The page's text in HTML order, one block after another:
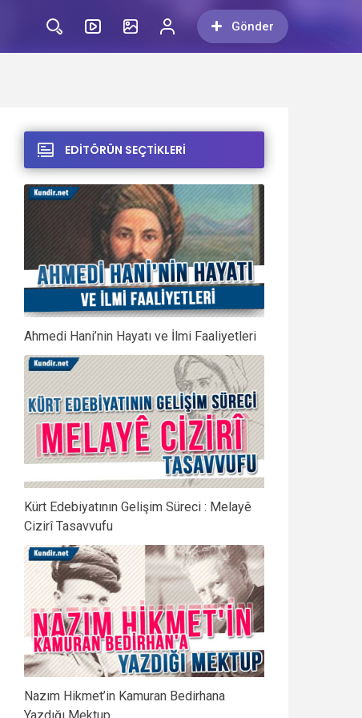
Gönder
EDİTÖRÜN SEÇTİKLERİ
Ahmedi Hani’nin Hayatı ve İlmi Faaliyetleri
Kürt Edebiyatının Gelişim Süreci : Melayê
Cizirî Tasavvufu
Nazım Hikmet’in Kamuran Bedirhana